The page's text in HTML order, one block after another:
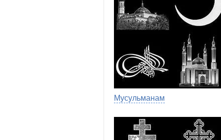
Мусульманам